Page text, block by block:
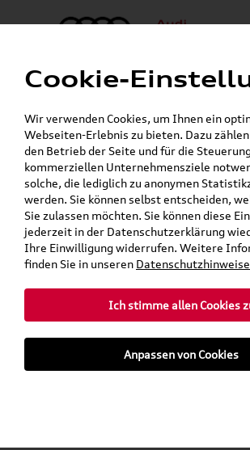
Menü
24h-Pannenhilfe:+49 (0)171 / 870 72 87
Gerade geöffnet
Verkauf:
Mo. - Fr. 08:00 - 19:00 Uhr Sa. 09:00 -
Service:Mo. - Fr. 06:00 - 20:00 Uhr Sa. 08:00 -
Jetzt sparen bei unseren
Dachboxen!
Grundträger zum
Cookie-
Wir verwenden Cookies, um Ihnen ein
Webseiten-Erlebnis zu bieten. Dazu
den Betrieb der Seite und für die
kommerziellen Unternehmensziele
solche, die lediglich zu anonymen
werden. Sie können selbst entscheiden,
Sie zulassen möchten. Sie können diese
jederzeit in der Datenschutzerklärung
Ihre Einwilligung widerrufen. Weitere
finden Sie in unseren
Ich stimme allen Cookies
Anpassen von Cookies